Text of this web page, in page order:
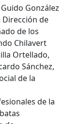
González
Dirección de
de los
Chilavert
Ortellado,
Sánchez,
de la
de la